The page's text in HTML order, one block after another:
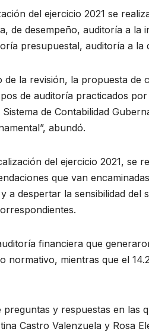
del ejercicio 2021 se
de desempeño, auditoría a la
presupuestal, auditoría a la
la revisión, la propuesta de
de auditoría practicados
de Contabilidad
abundó.
del ejercicio 2021, se
que van
a despertar la sensibilidad del
financiera que
mientras que el
y respuestas en las
Castro Valenzuela y Rosa